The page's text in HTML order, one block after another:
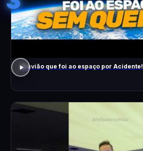
O avião que foi ao espaço por Acidente!